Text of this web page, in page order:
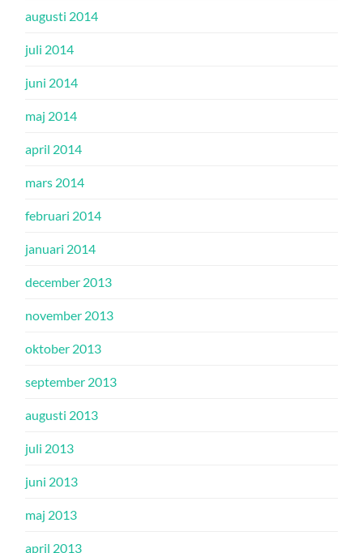
augusti 2014
juli 2014
juni 2014
maj 2014
april 2014
mars 2014
februari 2014
januari 2014
december 2013
november 2013
oktober 2013
september 2013
augusti 2013
juli 2013
juni 2013
maj 2013
april 2013